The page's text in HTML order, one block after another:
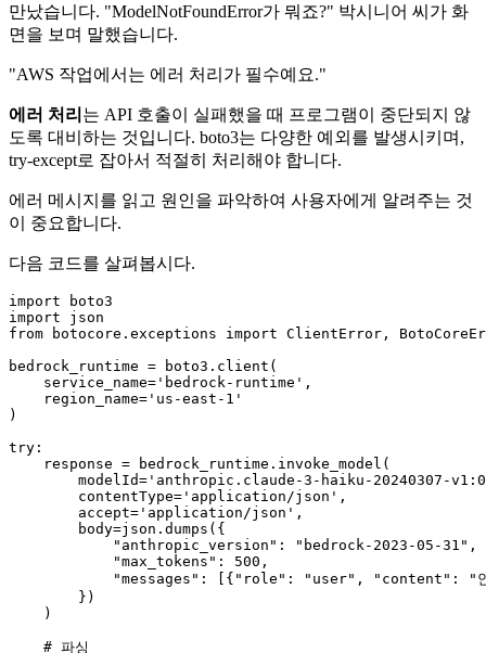
만났습니다. "ModelNotFoundError가 뭐죠?" 박시니어 씨가 화
면을 보며 말했습니다.
"AWS 작업에서는 에러 처리가 필수예요."
에러 처리 는 API 호출이 실패했을 때 프로그램이 중단되지 않
도록 대비하는 것입니다. boto3는 다양한 예외를 발생시키며,
try-except로 잡아서 적절히 처리해야 합니다.
에러 메시지를 읽고 원인을 파악하여 사용자에게 알려주는 것
이 중요합니다.
다음 코드를 살펴봅시다.
import
import
from botocore.exceptions import ClientError,
bedrock_runtime = boto3.client(
    service_name=
'bedrock-runtime' ,
    region_name=
'us-east-1'
)
try :
    response = bedrock_runtime.invoke_model(
        modelId=
'anthropic.claude-3-haiku-20240307-
        contentType=
'application/json' ,
        accept=
'application/json' ,
        body=json.dumps({
"anthropic_version" : "bedrock-2023-05-31" ,
"max_tokens" : 500 ,
"messages" : [{ "role" : "user" , "content" :
"
        })
    )
# 파싱